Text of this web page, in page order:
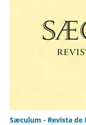
Sæculum - Revista de